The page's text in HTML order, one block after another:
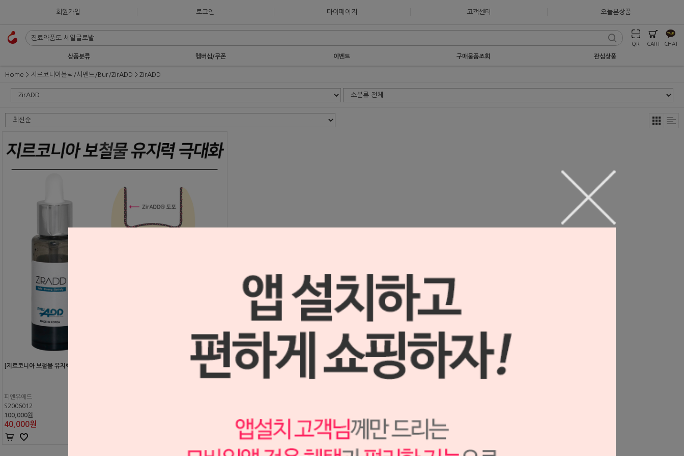
회원가입 로그인 마이페이지 고객센터 오늘본상품
QR CART CHAT
상품분류 멤버십/쿠폰 이벤트 구매물품조회 관심상품
Home 지르코니아블럭/시멘트/Bur/ZirADD ZirADD
[지르코니아 보철물 유지력 극대화] ZirADD®
피엔유에드
S2006012
100,000원
40,000원